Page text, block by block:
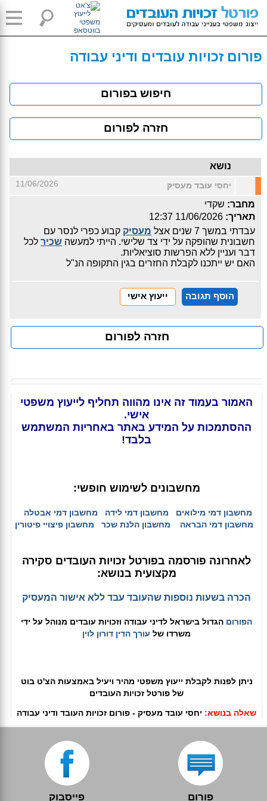
פורום זכויות עובדים ודיני עבודה
חיפוש בפורום
חזרה לפורום
נושא
יחסי עובד מעסיק 11/06/2026
מחבר: שקדי
תאריך: 11/06/2026 12:37
עבדתי במשך 7 שנים אצל
מעסיק קבוע כפרי לנסר עם
חשבונית שהופקה על ידי צד שלישי. הייתי למעשהשכיר לכל
דבר ועניין ללא הפרשות סוציאליות.
האם יש ייתכנו לקבלת החזרים בגין התקופה הנ"ל
הוסף תגובה ייעוץ אישי
חזרה לפורום
האמור בעמוד זה אינו מהווה תחליף לייעוץ משפטי
אישי.
ההסתמכות על המידע באתר באחריות המשתמש
בלבד!
מחשבונים לשימוש חופשי:
מחשבון דמי מילואים מחשבון דמי לידה
מחשבון דמי אבטלה
מחשבון דמי הבראה
מחשבון הלנת שכר מחשבון פיצויי פיטורין
לאחרונה פורסמה בפורטל זכויות העובדים סקירה
מקצועית בנושא:
הכרה בשעות נוספות שהעובד עבד ללא אישור המעסיק
הפורום הגדול בישראל לדיני עבודה וזכויות עובדים מנוהל על ידי
משרדו של עורך הדין דורון לוין
ניתן לפנות לקבלת ייעוץ משפטי מהיר ויעיל באמצעות הצ'ט בוט
של פורטל זכויות העובדים
שאלה בנושא: יחסי עובד מעסיק - פורום זכויות העובד ודיני עבודה
פורום פייסבוק